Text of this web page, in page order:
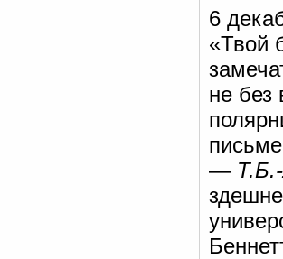
6
«Твой
не без
—